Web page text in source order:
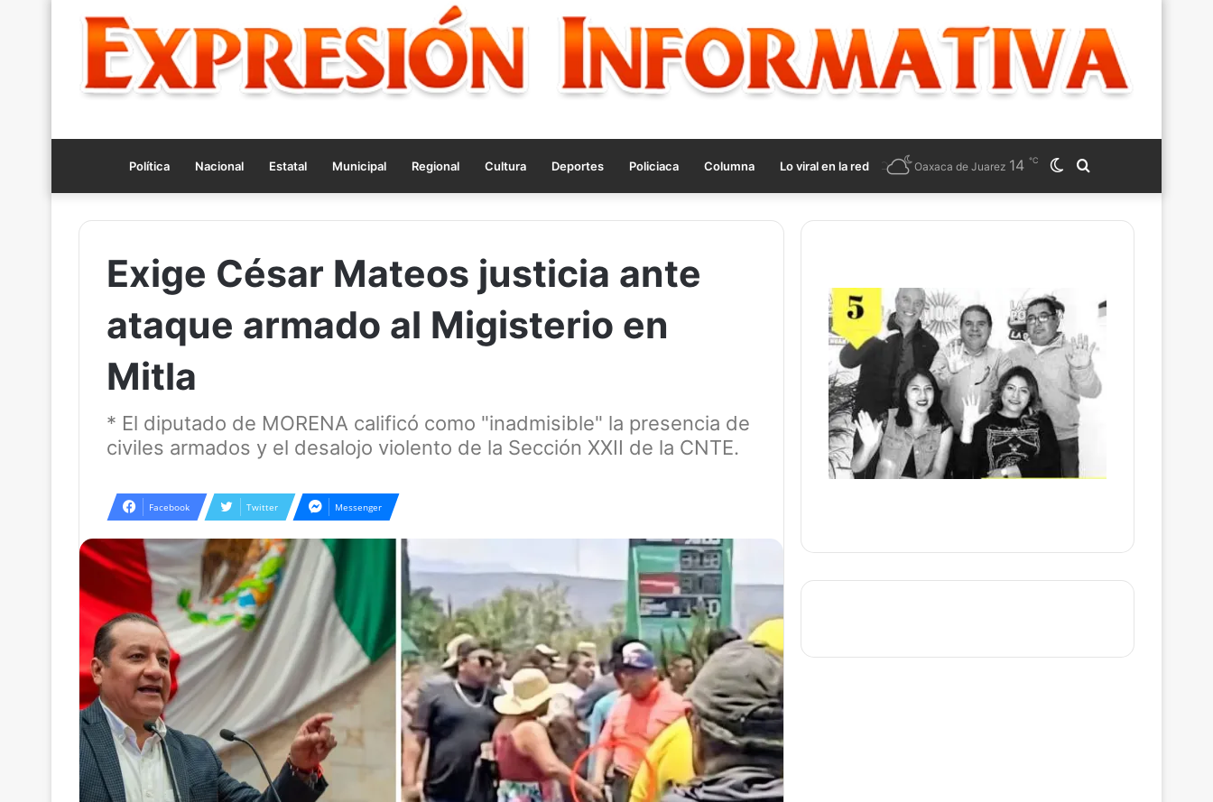
Política Nacional Estatal Municipal Regional Cultura Deportes Policiaca Columna Lo viral en la red
for
Switch
skin
Oaxaca de Juarez 14 ℃
Exige César Mateos justicia ante
ataque armado al Migisterio en
Mitla
* El diputado de MORENA calificó como "inadmisible" la presencia de
civiles armados y el desalojo violento de la Sección XXII de la CNTE.
Facebook Twitter Messenger